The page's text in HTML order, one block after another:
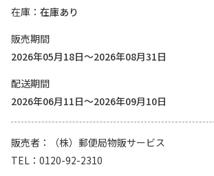
在庫
在庫あり
販売期間
2026年05月18日～2026年08月31日
配送期間
2026年06月11日～2026年09月10日
販売者
（株）郵便局物販サービス
TEL
0120-92-2310